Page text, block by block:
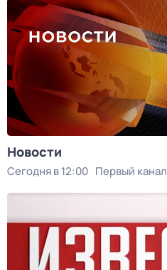
Новости
Сегодня в 12:00 Первый канал